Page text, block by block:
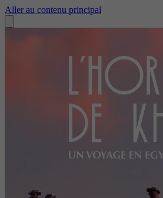
Aller au contenu principal